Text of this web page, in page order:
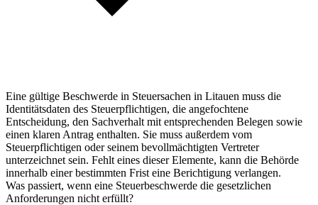
Eine gültige Beschwerde in Steuersachen in Litauen muss die
Identitätsdaten des Steuerpflichtigen, die angefochtene
Entscheidung, den Sachverhalt mit entsprechenden Belegen sowie
einen klaren Antrag enthalten. Sie muss außerdem vom
Steuerpflichtigen oder seinem bevollmächtigten Vertreter
unterzeichnet sein. Fehlt eines dieser Elemente, kann die Behörde
innerhalb einer bestimmten Frist eine Berichtigung verlangen.
Was passiert, wenn eine Steuerbeschwerde die gesetzlichen
Anforderungen nicht erfüllt?